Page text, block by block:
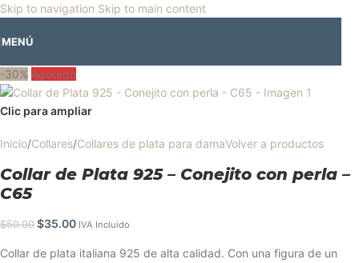
Skip to navigation Skip to main content
🎡Horario especial por vacaciones agostinas
MENÚ
-30% Agotado
Clic para ampliar
Inicio/Collares/Collares de plata para damaVolver a productos
Collar de Plata 925 – Conejito con perla –
C65
$50.00 $35.00 IVA Incluido
Collar de plata italiana 925 de alta calidad. Con una figura de un